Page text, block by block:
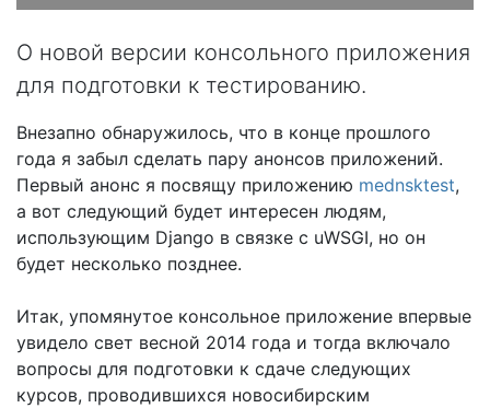
О новой версии консольного приложения
для подготовки к тестированию.
Внезапно обнаружилось, что в конце прошлого
года я забыл сделать пару анонсов приложений.
Первый анонс я посвящу приложению mednsktest,
а вот следующий будет интересен людям,
использующим Django в связке с uWSGI, но он
будет несколько позднее.
Итак, упомянутое консольное приложение впервые
увидело свет весной 2014 года и тогда включало
вопросы для подготовки к сдаче следующих
курсов, проводившихся новосибирским